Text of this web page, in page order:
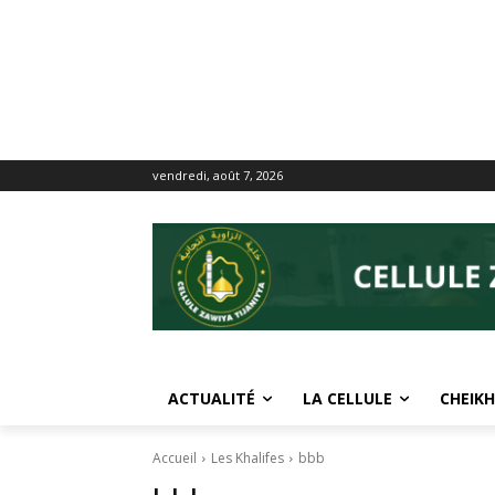
vendredi, août 7, 2026
ACTUALITÉ LA CELLULE
Accueil Les Khalifes bbb